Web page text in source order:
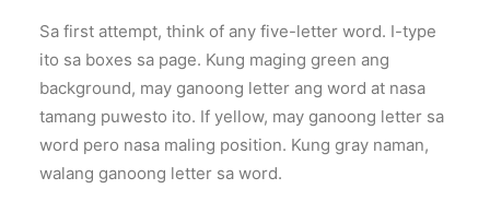
Sa first attempt, think of any five-letter word. I-type
ito sa boxes sa page. Kung maging green ang
background, may ganoong letter ang word at nasa
tamang puwesto ito. If yellow, may ganoong letter sa
word pero nasa maling position. Kung gray naman,
walang ganoong letter sa word.